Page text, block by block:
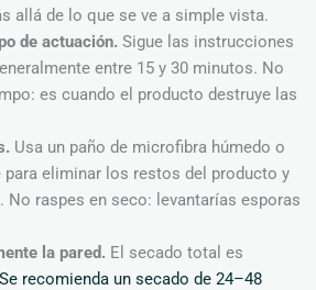
allá de lo que se ve a simple vista.
de actuación. Sigue las instrucciones
entre 15 y 30 minutos. No
es cuando el producto destruye las
Usa un paño de microfibra húmedo o
para eliminar los restos del producto y
No raspes en seco: levantarías esporas
la pared. El secado total es
Se recomienda un secado de 24–48